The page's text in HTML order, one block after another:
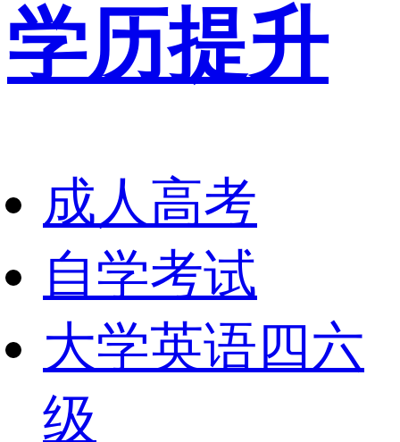
学历提升
成人高考
自学考试
大学英语四六
级